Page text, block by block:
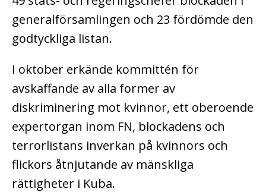
generalförsamlingen och 23 fördömde den
godtyckliga listan.
I oktober erkände kommittén för
avskaffande av alla former av
diskriminering mot kvinnor, ett oberoende
expertorgan inom FN, blockadens och
terrorlistans inverkan på kvinnors och
flickors åtnjutande av mänskliga
rättigheter i Kuba.